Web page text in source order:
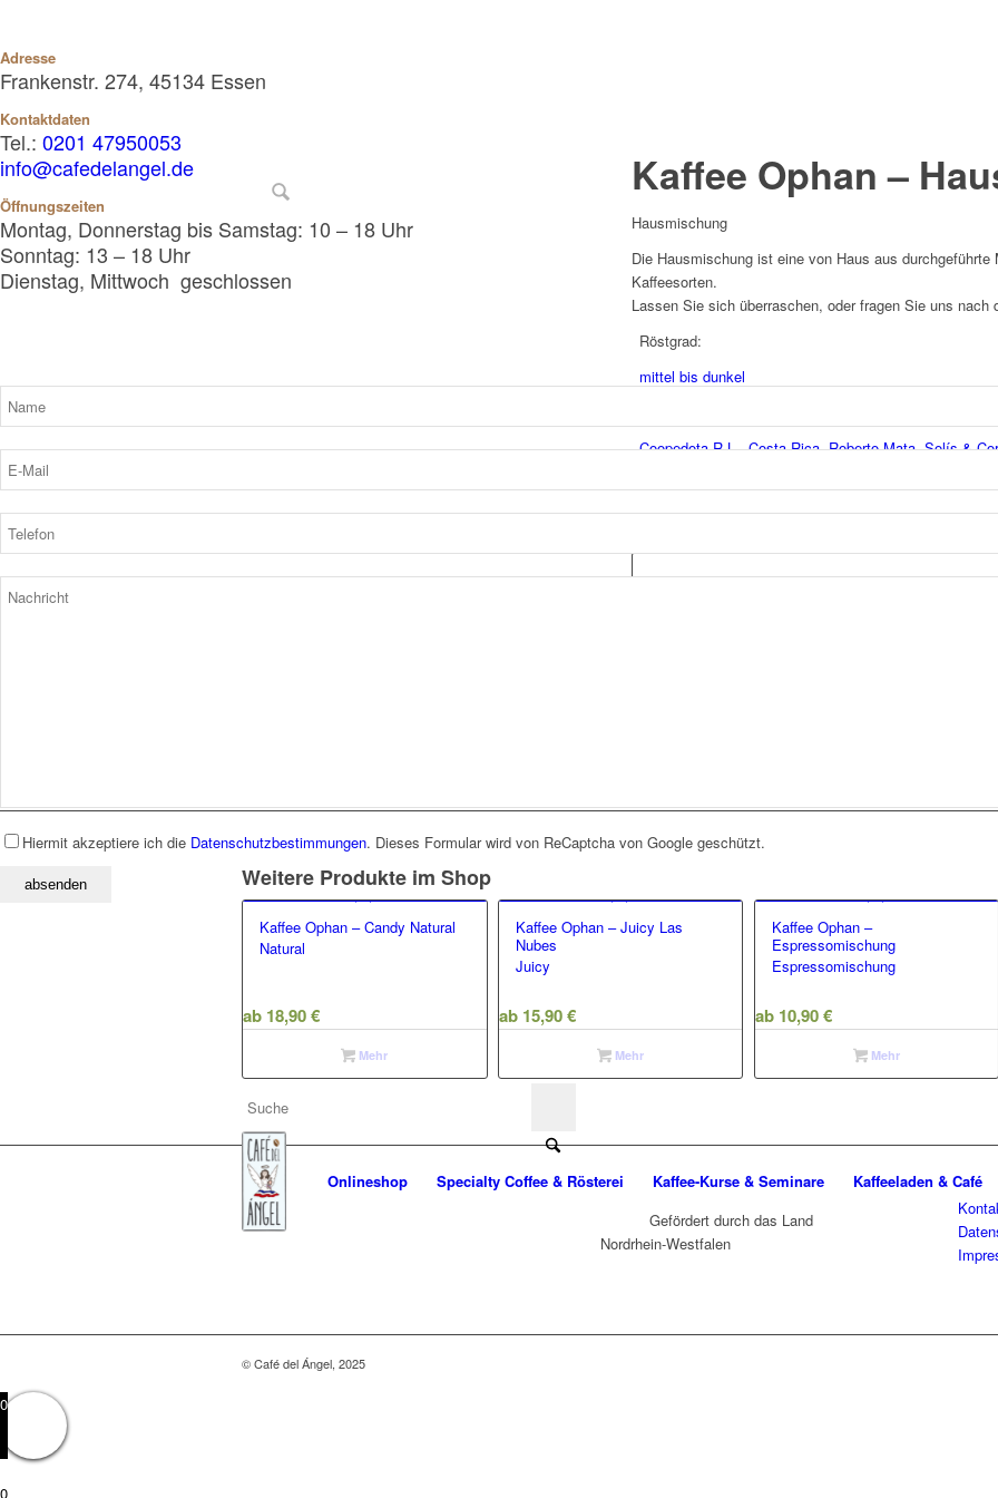
Adresse
Frankenstr. 274, 45134 Essen
Kontaktdaten
Tel.: 0201 47950053
info@cafedelangel.de
Öffnungszeiten
Montag, Donnerstag bis Samstag: 10 – 18 Uhr
Sonntag: 13 – 18 Uhr
Dienstag, Mittwoch geschlossen
Hiermit akzeptiere ich die Datenschutzbestimmungen. Dieses Formular wird von ReCaptcha von Google geschützt.
Onlineshop Specialty Coffee & Rösterei Kaffee-Kurse & Seminare Kaffeeladen & Café
Kaffee Ophan –
Hausmischung
Die Hausmischung ist eine von Haus aus
Kaffeesorten.
Lassen Sie sich überraschen, oder fragen Sie uns nach
Röstgrad:
mittel bis dunkel
Coopedota R.L., Costa Rica,Roberto Mata,Solís &
1750 m
Weitere Produkte im Shop
Kaffee Ophan – Candy Natural
Natural
ab 18,90€
Mehr
Kaffee Ophan – Juicy Las
Nubes
Juicy
ab 15,90€
Mehr
Kaffee Ophan –
Espressomischung
Espressomischung
ab 10,90€
Mehr
Gefördert durch das Land
Nordrhein-Westfalen
© Café del Ángel, 2025
0
0